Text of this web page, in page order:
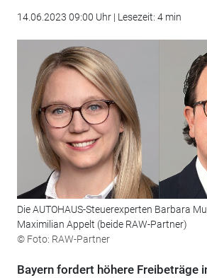
14.06.2023 09:00 Uhr | Lesezeit: 4 min
Die AUTOHAUS-Steuerexperten Barbara
Maximilian Appelt (beide RAW-Partner)
© Foto: RAW-Partner
Bayern fordert höhere Freibeträge